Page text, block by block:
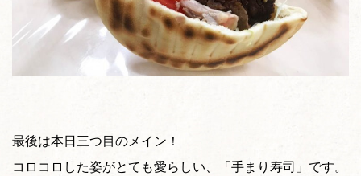
最後は本日三つ目のメイン！
コロコロした姿がとても愛らしい、「手まり寿司」です。